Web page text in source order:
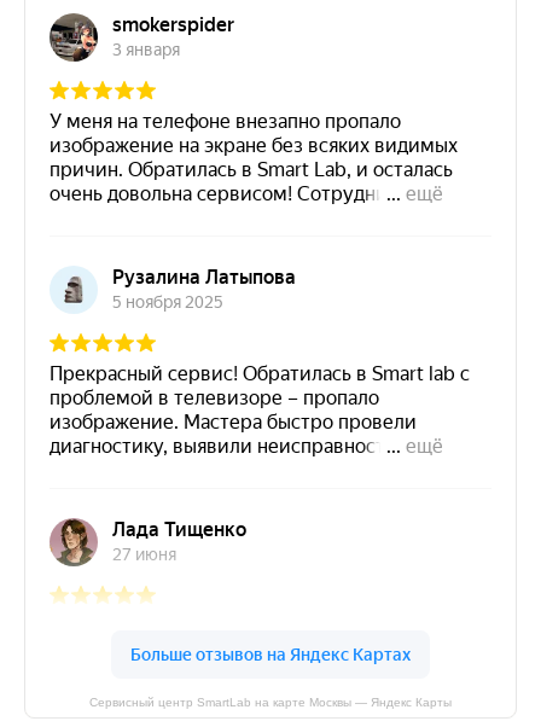
Сервисный центр SmartLab на карте Москвы — Яндекс Карты